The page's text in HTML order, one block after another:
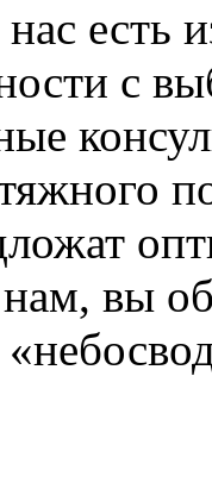
есть
с
вы